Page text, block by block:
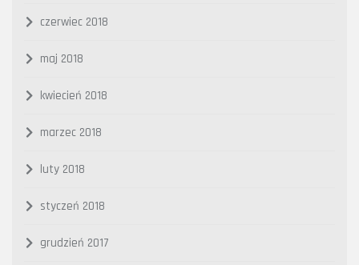
czerwiec 2018
maj 2018
kwiecień 2018
marzec 2018
luty 2018
styczeń 2018
grudzień 2017